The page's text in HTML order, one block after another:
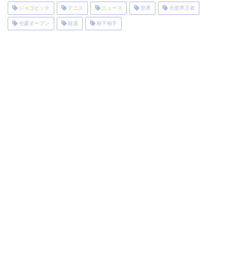
ジョゴビッチ テニス ニュース 世界 元世界王者
全豪オープン 敗退 格下相手